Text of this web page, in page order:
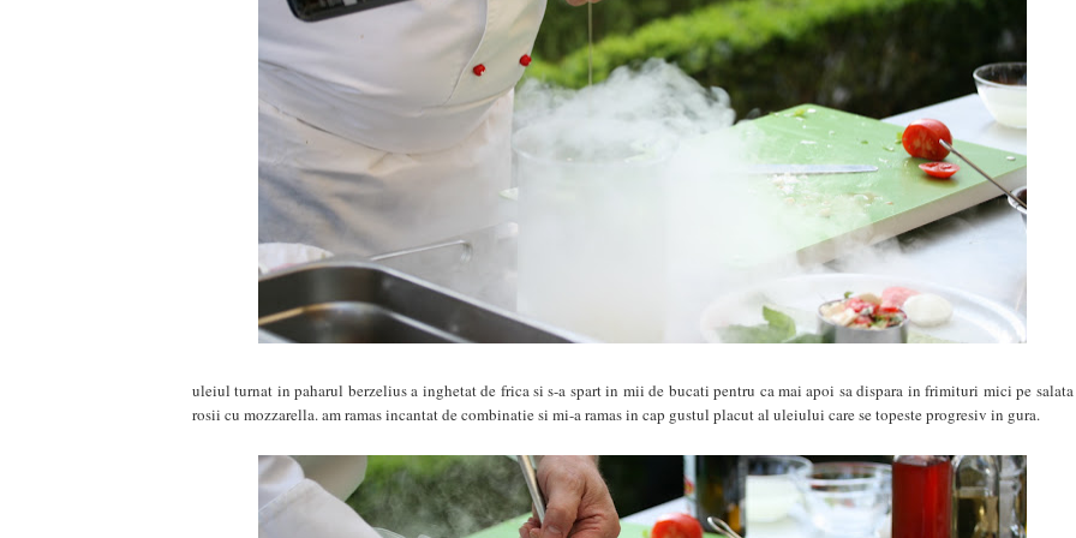
uleiul turnat in paharul berzelius a inghetat de frica si s-a spart in mii de bucati pentru ca mai apoi sa dispara in frimituri mici pe salata
rosii cu mozzarella. am ramas incantat de combinatie si mi-a ramas in cap gustul placut al uleiului care se topeste progresiv in gura.